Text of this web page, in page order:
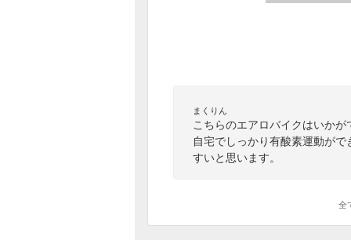
まくりん
こちらのエアロバイクはいか
自宅でしっかり有酸素運動が
すいと思います。
全